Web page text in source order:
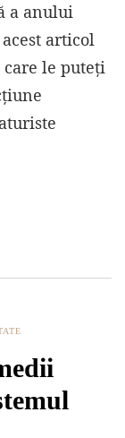
a anului
articol
le puteți